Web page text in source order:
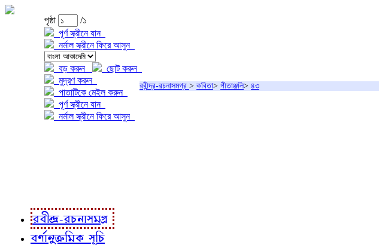
পৃষ্ঠা
/১
পূর্ণ স্ক্রীনে যান
নর্মাল স্ক্রীনে ফিরে আসুন
বড় করুন
ছোট করুন
মুদ্রণ করুন
পাতাটিকে মেইল করুন
পূর্ণ স্ক্রীনে যান
নর্মাল স্ক্রীনে ফিরে আসুন
রবীন্দ্র-রচনাসমগ্র > কবিতা> গীতাঞ্জলি> ৪৩
রবীন্দ্র-রচনাসমগ্র
বর্ণানুক্রমিক সূচি